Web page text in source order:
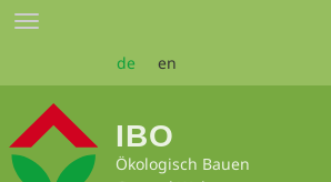
Zum
Seiteninhalt
Toggle
de en
IBO
Ökologisch Bauen